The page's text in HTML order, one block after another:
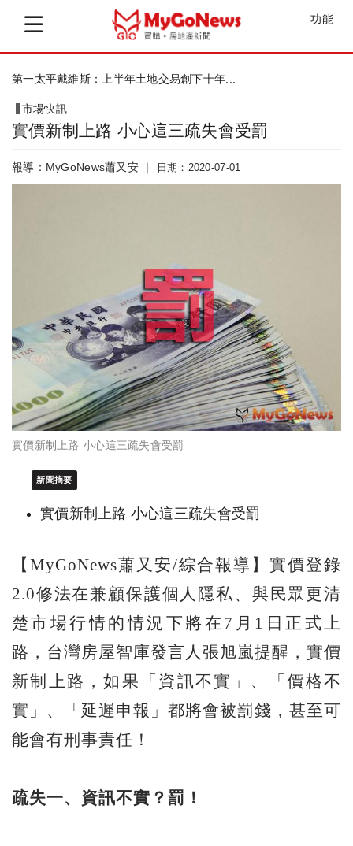
功能
六月遞延性買氣撐盤，上半年冠軍在哪？
市場快訊
實價新制上路 小心這三疏失會受罰
報導：MyGoNews蕭又安 ｜ 日期：2020-07-01
實價新制上路 小心這三疏失會受罰
新聞摘要
實價新制上路 小心這三疏失會受罰
【MyGoNews蕭又安/綜合報導】實價登錄
2.0修法在兼顧保護個人隱私、與民眾更清
楚市場行情的情況下將在7月1日正式上
路，台灣房屋智庫發言人張旭嵐提醒，實價
新制上路，如果「資訊不實」、「價格不
實」、「延遲申報」都將會被罰錢，甚至可
能會有刑事責任！
疏失一、資訊不實？罰！